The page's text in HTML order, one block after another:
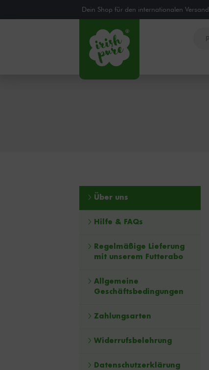
Dein Shop für den internationalen Versand
Über uns
Hilfe & FAQs
Regelmäßige Lieferung
mit unserem Futterabo
Allgemeine
Geschäftsbedingungen
Zahlungsarten
Widerrufsbelehrung
Datenschutzerklärung